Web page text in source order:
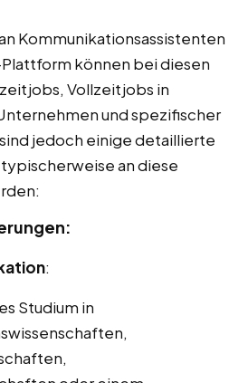
Kommunikationsassistenten
können bei diesen
Vollzeitjobs in
und spezifischer
jedoch einige detaillierte
an diese
:
Studium in